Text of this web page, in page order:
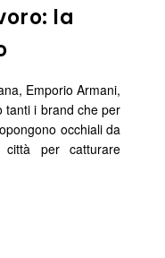
la
Emporio Armani,
tanti i brand che per
occhiali da
per catturare